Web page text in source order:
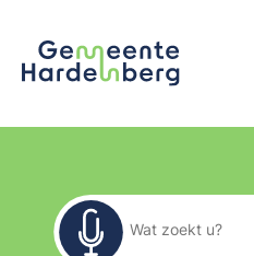
Zoekformulier
Wat zoekt u?